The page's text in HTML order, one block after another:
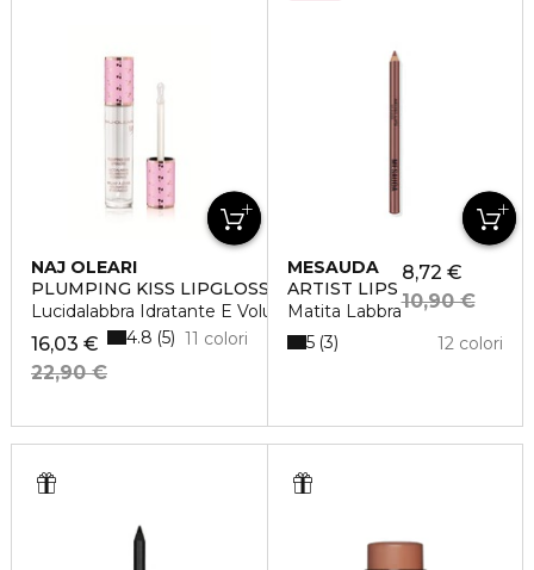
NAJ OLEARI
PLUMPING KISS LIPGLOSS
Lucidalabbra Idratante E Volumizzante
16,03 €
22,90 €
11 colori
4.8 5
MESAUDA
ARTIST LIPS
Matita Labbra
8,72 €
10,90 €
12 colori
5 3